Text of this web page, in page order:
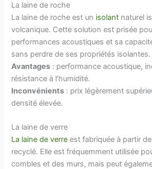
La laine de roche
La laine de roche est un isolant naturel
volcanique. Cette solution est prisée
performances acoustiques et sa
sans perdre de ses propriétés isolantes.
Avantages : performance acoustique,
résistance à l’humidité.
Inconvénients : prix légèrement
densité élevée.
La laine de verre
La laine de verre est fabriquée à partir
recyclé. Elle est fréquemment utilisée
combles et des murs, mais peut